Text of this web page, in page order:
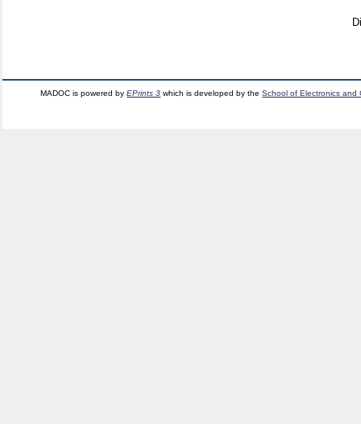
MADOC is powered byEPrints 3 which is developed by theSchool of Electronics and